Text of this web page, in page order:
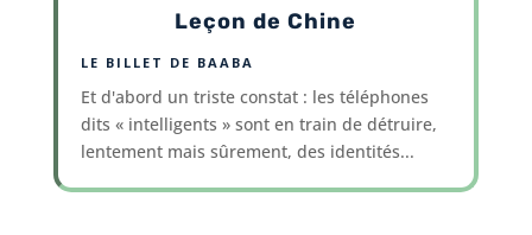
Leçon de Chine
LE BILLET DE BAABA
Et d'abord un triste constat : les téléphones
dits « intelligents » sont en train de détruire,
lentement mais sûrement, des identités...